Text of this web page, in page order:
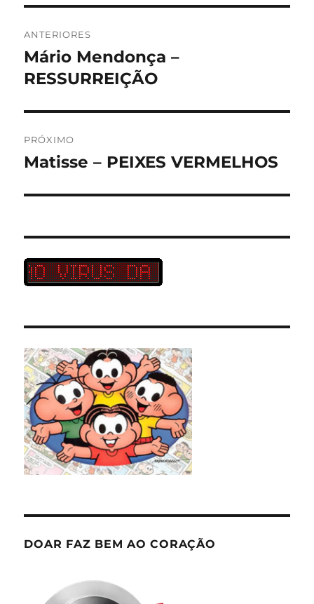
de
Post
ANTERIORES
Post
anterior:
Mário Mendonça –
RESSURREIÇÃO
PRÓXIMO
Próximo
Matisse – PEIXES VERMELHOS
DOAR FAZ BEM AO CORAÇÃO